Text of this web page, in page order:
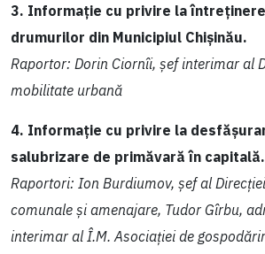
3. Informație cu privire la
drumurilor din Municipiul Chișinău.
Raportor: Dorin Ciornîi, șef interimar al
mobilitate urbană
4. Informație cu privire la
salubrizare de primăvară în capitală.
Raportori: Ion Burdiumov, șef al
comunale și amenajare, Tudor Gîrbu,
interimar al Î.M. Asociației de